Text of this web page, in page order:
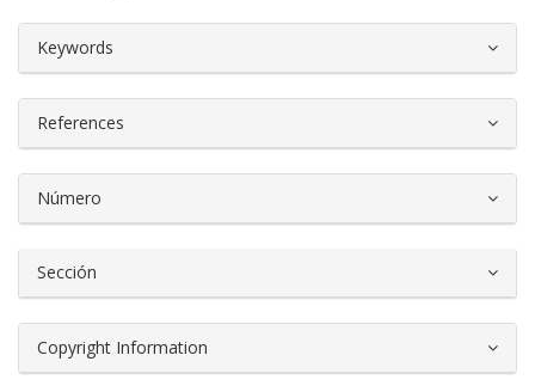
Keywords
References
Número
Sección
Copyright Information